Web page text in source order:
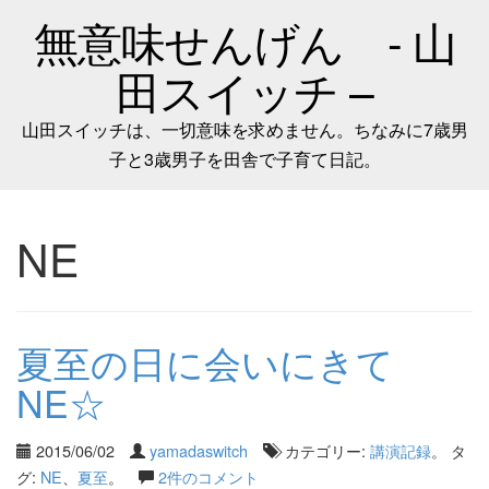
無意味せんげん - 山
田スイッチ –
山田スイッチは、一切意味を求めません。ちなみに7歳男
子と3歳男子を田舎で子育て日記。
NE
夏至の日に会いにきて
NE☆
2015/06/02 yamadaswitch カテゴリー: 講演記録。 タ
グ: NE 夏至。 2件のコメント